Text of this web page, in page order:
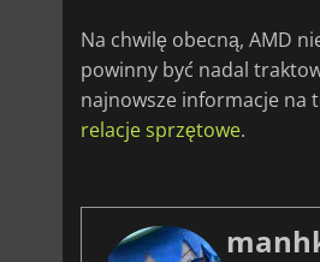
Na chwilę obecną, AMD
powinny być nadal
najnowsze informacje na
relacje sprzętowe.